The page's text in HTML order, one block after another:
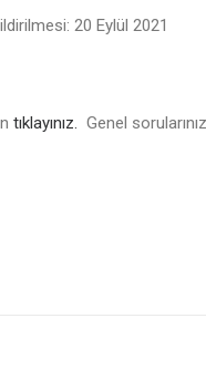
20 Eylül 2021
tıklayınız. Genel